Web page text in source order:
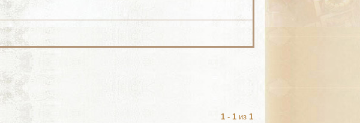
1 - 1 из 1